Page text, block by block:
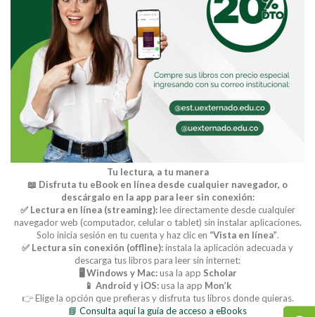
Tu lectura, a tu manera
📖 Disfruta tu eBook en línea desde cualquier navegador, o
descárgalo en la app para leer sin conexión:
✅ Lectura en línea (streaming):lee directamente desde cualquier
navegador web (computador, celular o tablet) sin instalar aplicaciones.
Solo inicia sesión en tu cuenta y haz clic en “Vista en línea”.
✅ Lectura sin conexión (offline):instala la aplicación adecuada y
descarga tus libros para leer sin internet:
🖥️ Windows y Mac:usa la app Scholar
📱 Android y iOS:usa la app Mon’k
👉 Elige la opción que prefieras y disfruta tus libros donde quieras.
📘 Consulta aquí la guía de acceso a eBooks